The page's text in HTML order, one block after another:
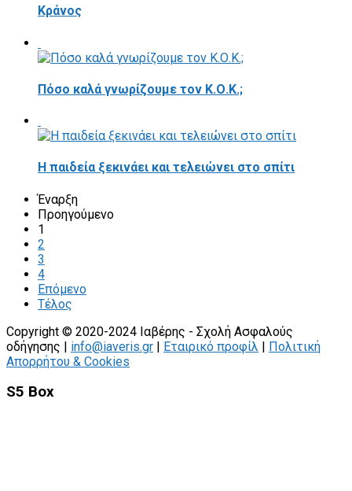
Κράνος
Πόσο καλά γνωρίζουμε τον Κ.Ο.Κ.;
Η παιδεία ξεκινάει και τελειώνει στο σπίτι
Έναρξη
Προηγούμενο
1
2
3
4
Επόμενο
Τέλος
Copyright © 2020-2024 Ιαβέρης - Σχολή Ασφαλούς
οδήγησης | info@iaveris.gr | Εταιρικό προφίλ | Πολιτική
Απορρήτου & Cookies
S5 Box